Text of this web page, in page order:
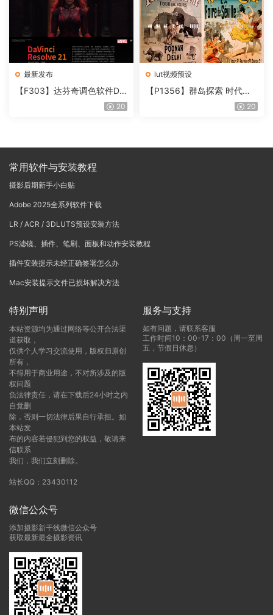
最新发布
【F303】达芬奇调色软件Da
Vinci Resolve Studio21.0.320
lut视频预设
【P1356】群岛探索 时代马
戏团 – QUEST 60 调色预设A
20
常用软件与安装教程
摄影后期新手小白贴
Adobe 2025全系列软件下载
LR / ACR / 3DLUTS预设安装方法
PS滤镜、插件、笔刷、面板和动作安装教程
插件安装提示未经正确签署怎么办
Mac安装提示文件已损坏解决方法
特别声明
本站资源均为通过网络等公开合法渠
道获取，
仅供个人学习交流使用，版权归原创
所有，
不得用于商业用途，不对所涉及的版
权问题
负法律责任，请在下载后24小时之内
自觉删
除，否则一切法律后果自行承担。如
本站发
布的内容若侵犯到您的权益，敬请来
信联系
我们，我们立刻删除。
站长QQ：23430112
服务与支持
如有问题，请联系客服
工作时间10：00-17：00（周一至周
五，节假日休息）
微信公众号
添加摄影新干线微信公众号
获取最新最全摄影资讯